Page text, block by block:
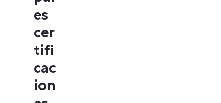
es
cer
tifi
cac
ion